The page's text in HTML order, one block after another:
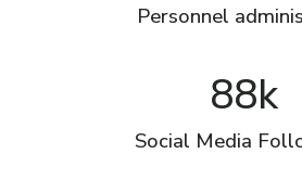
Personnel
88k
Social Media